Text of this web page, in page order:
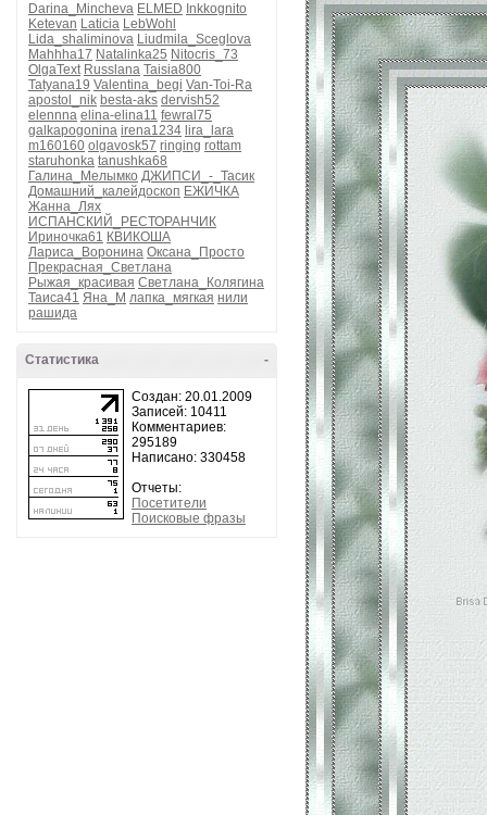
Darina_Mincheva ELMED Inkkognito
Ketevan Laticia LebWohl
Lida_shaliminova Liudmila_Sceglova
Mahhha17 Natalinka25 Nitocris_73
OlgaText Russlana Taisia800
Tatyana19 Valentina_begi Van-Toi-Ra
apostol_nik besta-aks dervish52
elennna elina-elina11 fewral75
galkapogonina irena1234 lira_lara
m160160 olgavosk57 ringing rottam
staruhonka tanushka68
Галина_Мелымко ДЖИПСИ_-_Тасик
Домашний_калейдоскоп ЕЖИЧКА
Жанна_Лях
ИСПАНСКИЙ_РЕСТОРАНЧИК
Ириночка61 КВИКОША
Лариса_Воронина Оксана_Просто
Прекрасная_Светлана
Рыжая_красивая Светлана_Колягина
Таиса41 Яна_М лапка_мягкая нили
рашида
-
Статистика
Создан: 20.01.2009
Записей: 10411
Комментариев:
295189
Написано: 330458
Отчеты:
Посетители
Поисковые фразы